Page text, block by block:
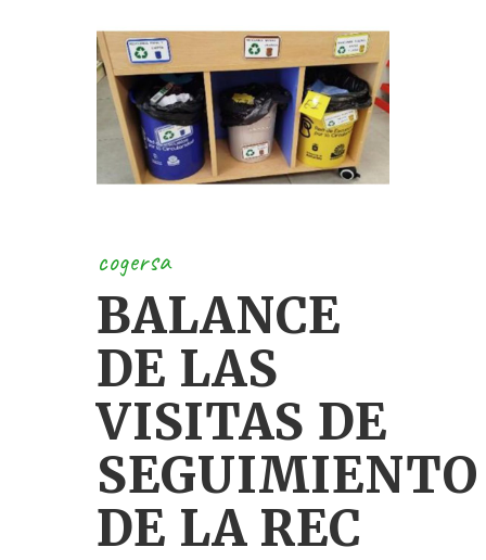
cogersa
BALANCE
DE LAS
VISITAS DE
SEGUIMIENTO
DE LA REC